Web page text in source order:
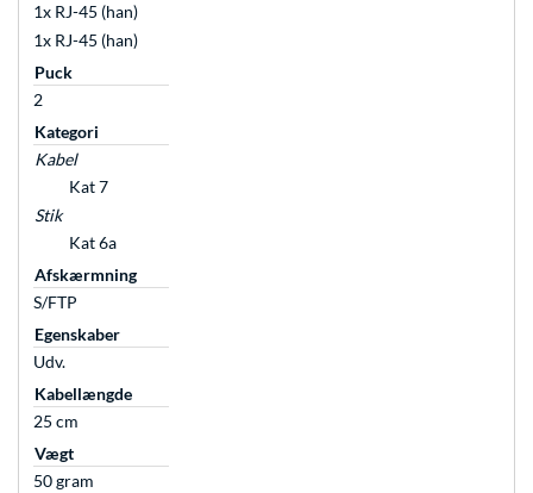
1x RJ-45 (han)
1x RJ-45 (han)
Puck
2
Kategori
Kabel
Kat 7
Stik
Kat 6a
Afskærmning
S/FTP
Egenskaber
Udv.
Kabellængde
25 cm
Vægt
50 gram